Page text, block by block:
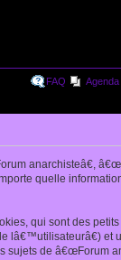
FAQ Agenda
anarchisteâ€,
quelle
qui sont des
lâ€™utilisateurâ€)
de â€œForum